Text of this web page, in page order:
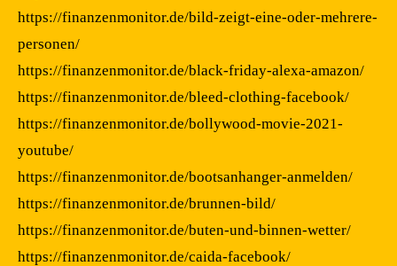
https://finanzenmonitor.de/bild-zeigt-eine-oder-mehrere-
personen/
https://finanzenmonitor.de/black-friday-alexa-amazon/
https://finanzenmonitor.de/bleed-clothing-facebook/
https://finanzenmonitor.de/bollywood-movie-2021-
youtube/
https://finanzenmonitor.de/bootsanhanger-anmelden/
https://finanzenmonitor.de/brunnen-bild/
https://finanzenmonitor.de/buten-und-binnen-wetter/
https://finanzenmonitor.de/caida-facebook/